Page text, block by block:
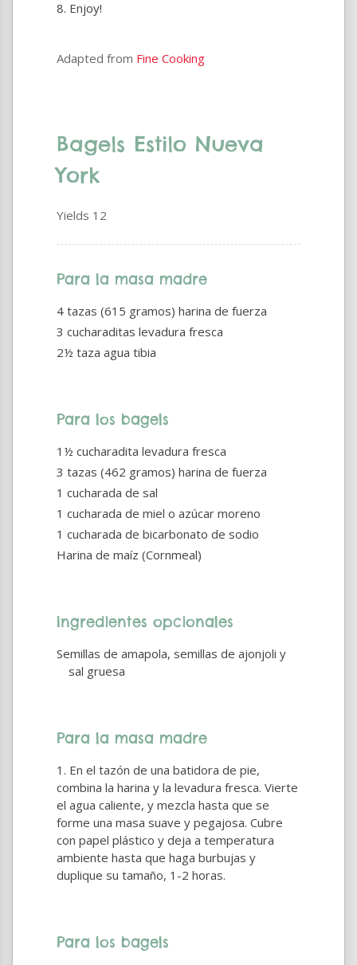
Enjoy!
Adapted from Fine Cooking
Bagels Estilo Nueva
York
Yields 12
Para la masa madre
4 tazas (615 gramos) harina de fuerza
3 cucharaditas levadura fresca
2½ taza agua tibia
Para los bagels
1½ cucharadita levadura fresca
3 tazas (462 gramos) harina de fuerza
1 cucharada de sal
1 cucharada de miel o azúcar moreno
1 cucharada de bicarbonato de sodio
Harina de maíz (Cornmeal)
Ingredientes opcionales
Semillas de amapola, semillas de ajonjoli y
sal gruesa
Para la masa madre
En el tazón de una batidora de pie,
combina la harina y la levadura fresca. Vierte
el agua caliente, y mezcla hasta que se
forme una masa suave y pegajosa. Cubre
con papel plástico y deja a temperatura
ambiente hasta que haga burbujas y
duplique su tamaño, 1-2 horas.
Para los bagels